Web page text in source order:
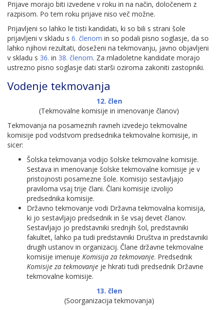
Prijave morajo biti izvedene v roku in na način, določenem z
razpisom. Po tem roku prijave niso več možne.
Prijavljeni so lahko le tisti kandidati, ki so bili s strani šole
prijavljeni v skladu s 6. členom in so podali pisno soglasje, da so
lahko njihovi rezultati, doseženi na tekmovanju, javno objavljeni
v skladu s 36. in 38. členom. Za mladoletne kandidate morajo
ustrezno pisno soglasje dati starši oziroma zakoniti zastopniki.
Vodenje tekmovanja
12. člen
(Tekmovalne komisije in imenovanje članov)
Tekmovanja na posameznih ravneh izvedejo tekmovalne
komisije pod vodstvom predsednika tekmovalne komisije, in
sicer:
Šolska tekmovanja vodijo šolske tekmovalne komisije.
Sestava in imenovanje šolske tekmovalne komisije je v
pristojnosti posamezne šole. Komisijo sestavljajo
praviloma vsaj trije člani. Člani komisije izvolijo
predsednika komisije.
Državno tekmovanje vodi Državna tekmovalna komisija,
ki jo sestavljajo predsednik in še vsaj devet članov.
Sestavljajo jo predstavniki srednjih šol, predstavniki
fakultet, lahko pa tudi predstavniki Društva in predstavniki
drugih ustanov in organizacij. Člane državne tekmovalne
komisije imenuje Komisija za tekmovanje. Predsednik
Komisije za tekmovanje je hkrati tudi predsednik Državne
tekmovalne komisije.
13. člen
(Soorganizacija tekmovanja)